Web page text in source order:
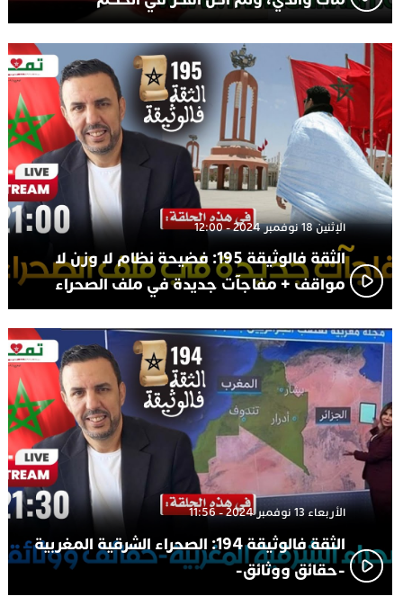
الإثنين 18 نوفمبر 2024 - 12:00
الثقة فالوثيقة 195: فضيحة نظام لا وزن لا
مواقف + مفاجآت جديدة في ملف الصحراء
الأربعاء 13 نوفمبر 2024 - 11:56
الثقة فالوثيقة 194: الصحراء الشرقية المغربية
-حقائق ووثائق-